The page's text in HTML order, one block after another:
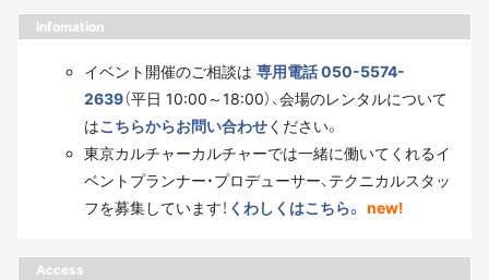
Infomation
イベント開催のご相談は 専用電話 050-5574-
2639（平日 10:00～18:00）、会場のレンタルについて
はこちらからお問い合わせください。
東京カルチャーカルチャーでは一緒に働いてくれるイ
ベントプランナー・プロデューサー、テクニカルスタッ
フを募集しています！ くわしくはこちら。 new!
Access